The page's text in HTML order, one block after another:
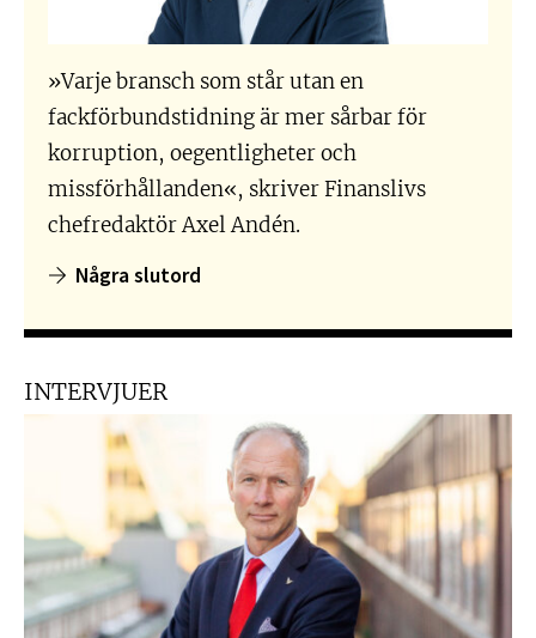
»Varje bransch som står utan en
fackförbundstidning är mer sårbar för
korruption, oegentligheter och
missförhållanden«, skriver Finanslivs
chefredaktör Axel Andén.
Några slutord
INTERVJUER